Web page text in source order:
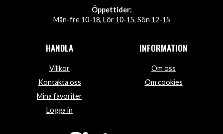
Öppettider:
Mån-fre 10-18, Lör 10-15, Sön 12-15
HANDLA
Villkor
Kontakta oss
Mina favoriter
Logga in
INFORMATION
Om oss
Om cookies